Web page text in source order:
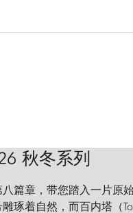
秋冬系列
八篇章，带您踏入一片原
着自然，而百内塔（